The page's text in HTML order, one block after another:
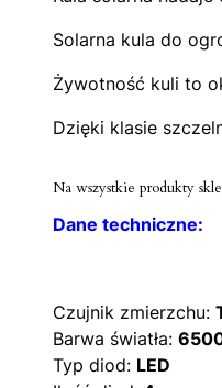
Solarna kula do
Żywotność kuli to
Dzięki klasie
Na wszystkie produkty
Dane techniczne:
Czujnik zmierzchu:
Barwa światła:
Typ diod: LED